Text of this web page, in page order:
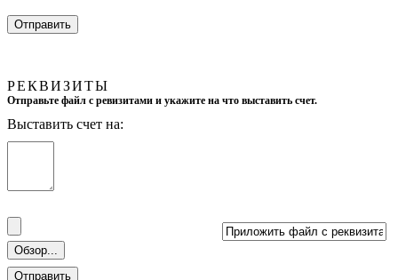
РЕКВИЗИТЫ
Отправьте файл с ревизитами и укажите на что выставить счет.
Выставить счет на: